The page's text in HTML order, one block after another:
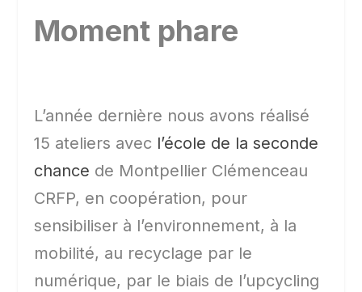
Moment phare
L’année dernière nous avons réalisé
15 ateliers avec l’école de la seconde
chance de Montpellier Clémenceau
CRFP, en coopération, pour
sensibiliser à l’environnement, à la
mobilité, au recyclage par le
numérique, par le biais de l’upcycling